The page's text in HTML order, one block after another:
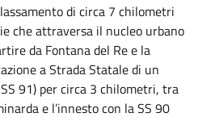
di circa 7 chilometri
che attraversa il nucleo urbano
da Fontana del Re e la
a Strada Statale di un
91) per circa 3 chilometri, tra
e l’innesto con la SS 90